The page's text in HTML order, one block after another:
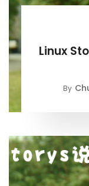
Linux
By